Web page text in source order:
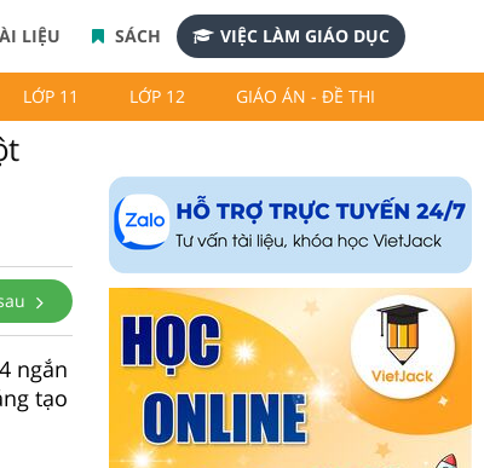
LIỆU SÁCH VIỆC LÀM GIÁO DỤC
LỚP 11 LỚP 12 GIÁO ÁN - ĐỀ THI
ngắn
tạo